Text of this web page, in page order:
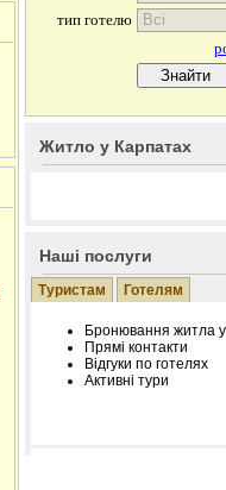
Житло у Карпатах
Наші послуги
Туристам Готелям
Бронювання житла
Прямі контакти
Відгуки по готелях
Активні тури